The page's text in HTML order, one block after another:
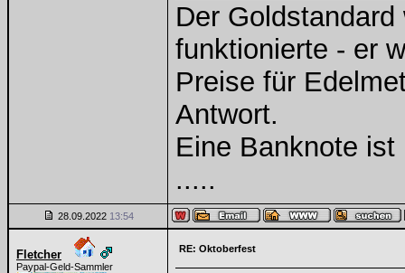
Der
funktionierte - er
Preise für
Antwort.
Eine Banknote
.....
28.09.2022 13:54
Fletcher
Paypal-Geld-Sammler
RE: Oktoberfest